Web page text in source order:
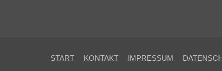
START KONTAKT IMPRESSUM